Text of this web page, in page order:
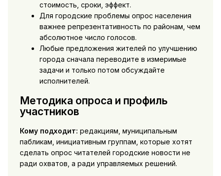
стоимость, сроки, эффект.
Для городские проблемы опрос населения
важнее репрезентативность по районам, чем
абсолютное число голосов.
Любые предложения жителей по улучшению
города сначала переводите в измеримые
задачи и только потом обсуждайте
исполнителей.
Методика опроса и профиль
участников
Кому подходит: редакциям, муниципальным
пабликам, инициативным группам, которые хотят
сделать опрос читателей городские новости не
ради охватов, а ради управляемых решений.